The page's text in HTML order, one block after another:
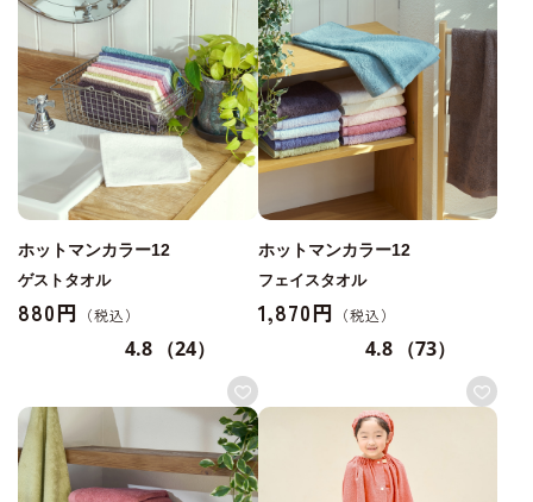
ホットマンカラー12
ゲストタオル
880円
4.8 （24）
ホットマンカラー12
フェイスタオル
1,870円
4.8 （73）